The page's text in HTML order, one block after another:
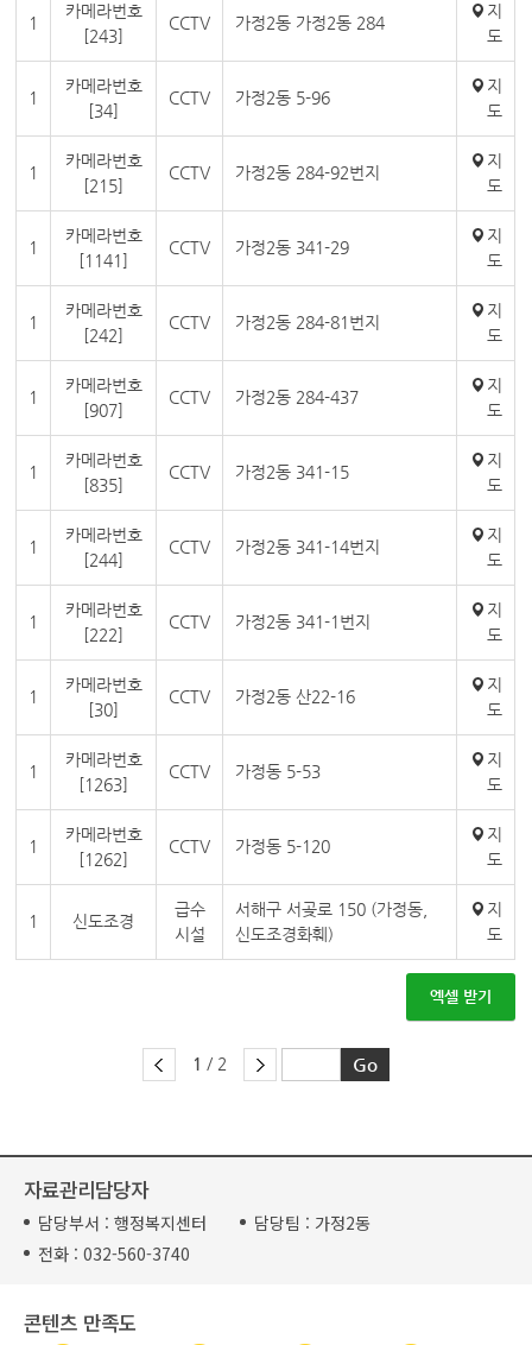
1
카메라번호
[243]
CCTV 가정2동 가정2동 284
지
도
1
카메라번호
[34]
CCTV 가정2동 5-96
지
도
1
카메라번호
[215]
CCTV 가정2동 284-92번지
지
도
1
카메라번호
[1141]
CCTV 가정2동 341-29
지
도
1
카메라번호
[242]
CCTV 가정2동 284-81번지
지
도
1
카메라번호
[907]
CCTV 가정2동 284-437
지
도
1
카메라번호
[835]
CCTV 가정2동 341-15
지
도
1
카메라번호
[244]
CCTV 가정2동 341-14번지
지
도
1
카메라번호
[222]
CCTV 가정2동 341-1번지
지
도
1
카메라번호
[30]
CCTV 가정2동 산22-16
지
도
1
카메라번호
[1263]
CCTV 가정동 5-53
지
도
1
카메라번호
[1262]
CCTV 가정동 5-120
지
도
1 신도조경
급수
시설
서해구 서곶로 150 (가정동,
신도조경화훼)
지
도
엑셀 받기
1 / 2
자료관리담당자
담당부서 : 행정복지센터 담당팀 : 가정2동
전화 : 032-560-3740
콘텐츠 만족도